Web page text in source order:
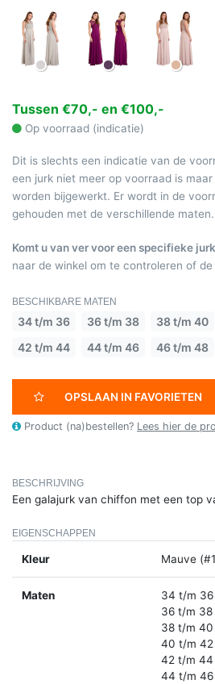
Tussen €70,- en €100,-
Op voorraad (indicatie)
Dit is slechts een indicatie van de
een jurk niet meer op voorraad is
worden bijgewerkt. Er wordt in de
gehouden met de verschillende maten.
Komt u van ver voor een specifieke
naar de winkel om te controleren of de
BESCHIKBARE MATEN
34 t/m 36 36 t/m 38 38 t/m 40
42 t/m 44
44 t/m 46 46 t/m 48
OPSLAAN IN FAVORIETEN
Product (na)bestellen? Lees hier de
BESCHRIJVING
Een galajurk van chiffon met een top
EIGENSCHAPPEN
Kleur Mauve
Maten
34 t/m 36
36 t/m 38
38 t/m 40
40 t/m 42
42 t/m 44
44 t/m 46